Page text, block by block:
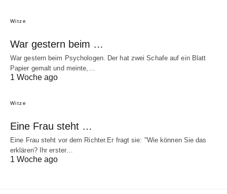
Witze
War gestern beim …
War gestern beim Psychologen. Der hat zwei Schafe auf ein Blatt
Papier gemalt und meinte,…
1 Woche ago
Witze
Eine Frau steht …
Eine Frau steht vor dem Richter.Er fragt sie: "Wie können Sie das
erklären? Ihr erster…
1 Woche ago